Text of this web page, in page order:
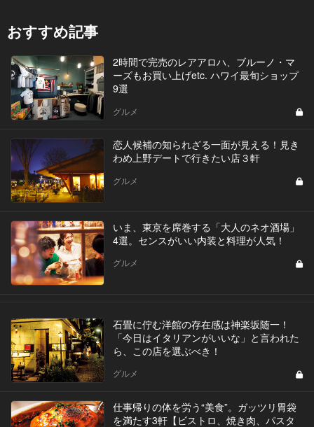
おすすめ記事
2時間で完売のレアアロハ、ブルーノ・マ
ーズもお買い上げetc. ハワイ最旬ショップ
9選
グルメ
恋人候補の知られざる一面が見える！見き
わめ上野デートで行きたい店３軒
グルメ
いま、東京を席巻する「大人のネオ酒場」
4選。センスがいい内装と料理が人気！
グルメ
石畳に佇む洋館の存在感は神楽坂随一！
「今日はイタリアンがいいな」と言われた
ら、この店を選ぶべき！
グルメ
仕事帰りの体を労う“美食”。ガッツリ胃袋
を満たす3軒【ビストロ、焼き肉、パスタ